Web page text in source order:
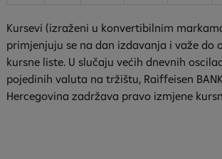
Kursevi (izraženi u konvertibilnim
primjenjuju se na dan izdavanja i važe do
kursne liste. U slučaju većih dnevnih
pojedinih valuta na tržištu, Raiffeisen
Hercegovina zadržava pravo izmjene